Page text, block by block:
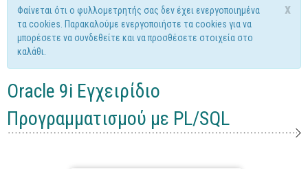
Windows
Linux
Unix
Office
x
Μήνυμα προειδοποίησης
Φαίνεται ότι ο φυλλομετρητής σας δεν έχει ενεργοποιημένα
τα cookies. Παρακαλούμε ενεργοποιήστε τα cookies για να
μπορέσετε να συνδεθείτε και να προσθέσετε στοιχεία στο
καλάθι.
Oracle 9i Εγχειρίδιο
Προγραμματισμού με PL/SQL